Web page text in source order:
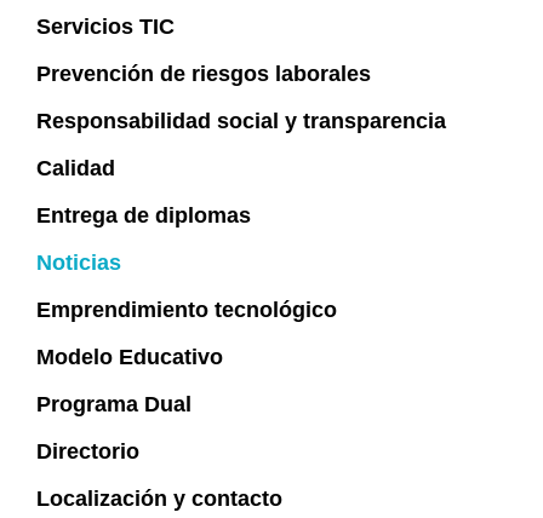
Servicios TIC
Prevención de riesgos laborales
Responsabilidad social y transparencia
Calidad
Entrega de diplomas
Noticias
Emprendimiento tecnológico
Modelo Educativo
Programa Dual
Directorio
Localización y contacto